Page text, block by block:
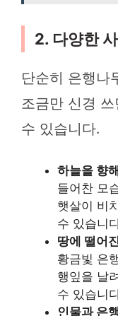
2. 다양한
단순히 은행나
조금만 신경
수 있습니다.
하늘을 향
들어찬 모
햇살이 비
수 있습니
땅에 떨어
황금빛 은
행잎을 날
수 있습니
인물과 은